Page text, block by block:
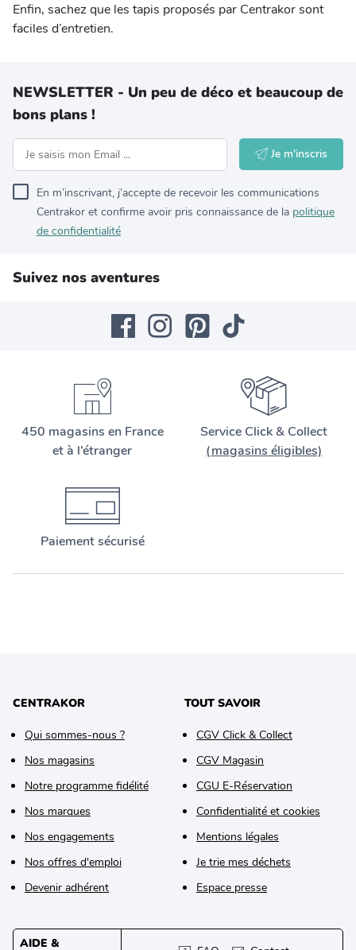
Enfin, sachez que les tapis proposés par Centrakor sont
faciles d’entretien.
NEWSLETTER - Un peu de déco et beaucoup de
bons plans !
Je m'inscris
En m’inscrivant, j’accepte de recevoir les communications
Centrakor et confirme avoir pris connaissance de la politique
de confidentialité
Suivez nos aventures
450 magasins en France
et à l’étranger
Service Click & Collect
(magasins éligibles)
Paiement sécurisé
CENTRAKOR
Qui sommes-nous ?
Nos magasins
Notre programme fidélité
Nos marques
Nos engagements
Nos offres d'emploi
Devenir adhérent
TOUT SAVOIR
CGV Click & Collect
CGV Magasin
CGU E-Réservation
Confidentialité et cookies
Mentions légales
Je trie mes déchets
Espace presse
AIDE &